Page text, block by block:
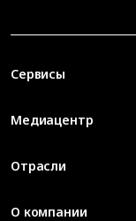
Сервисы
Медиацентр
Отрасли
О компании